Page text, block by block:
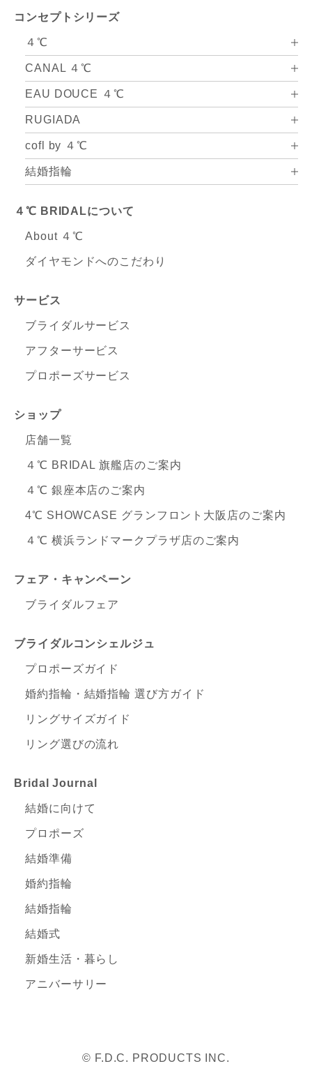
コンセプトシリーズ
４℃
CANAL ４℃
EAU DOUCE ４℃
RUGIADA
cofl by ４℃
結婚指輪
４℃ BRIDALについて
About ４℃
ダイヤモンドへのこだわり
サービス
ブライダルサービス
アフターサービス
プロポーズサービス
ショップ
店舗一覧
４℃ BRIDAL 旗艦店のご案内
４℃ 銀座本店のご案内
4℃ SHOWCASE グランフロント大阪店のご案内
４℃ 横浜ランドマークプラザ店のご案内
フェア・キャンペーン
ブライダルフェア
ブライダルコンシェルジュ
プロポーズガイド
婚約指輪・結婚指輪 選び方ガイド
リングサイズガイド
リング選びの流れ
Bridal Journal
結婚に向けて
プロポーズ
結婚準備
婚約指輪
結婚指輪
結婚式
新婚生活・暮らし
アニバーサリー
© F.D.C. PRODUCTS INC.